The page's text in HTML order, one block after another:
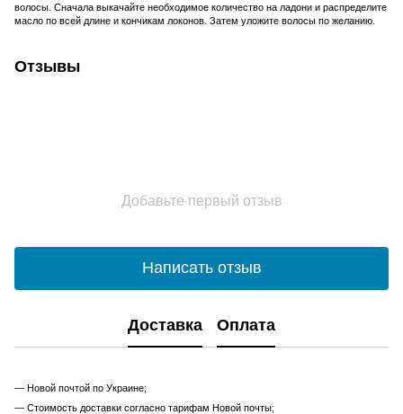
волосы. Сначала выкачайте необходимое количество на ладони и распределите
масло по всей длине и кончикам локонов. Затем уложите волосы по желанию.
Отзывы
Добавьте первый отзыв
Написать отзыв
Доставка Оплата
— Новой почтой по Украине;
— Стоимость доставки согласно тарифам Новой почты;